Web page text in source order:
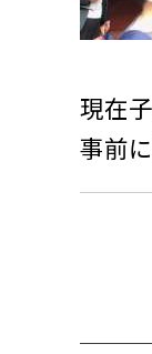
現在
事前に